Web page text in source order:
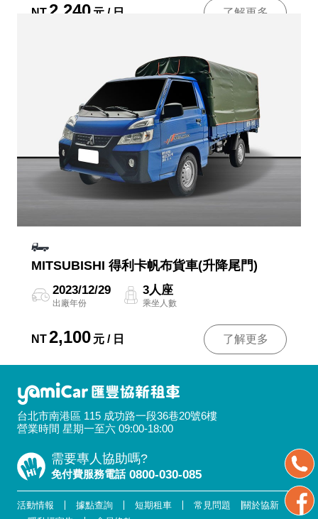
NT 2,240 元 / 日 了解更多
MITSUBISHI 得利卡帆布貨車(升降尾門)
2023/12/29
出廠年份
3人座
乘坐人數
NT2,100 元 / 日 了解更多
台北市南港區 115 成功路一段36巷20號6樓
營業時間 星期一至六 09:00-18:00
需要專人協助嗎?
免付費服務電話 0800-030-085
活動情報 據點查詢 短期租車 常見問題
關於協新